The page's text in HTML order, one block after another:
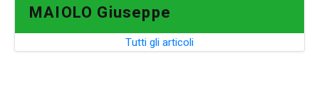
MAIOLO Giuseppe
Tutti gli articoli